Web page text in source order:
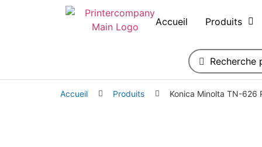
Accueil Produits
Accueil Produits Konica Minolta TN-626